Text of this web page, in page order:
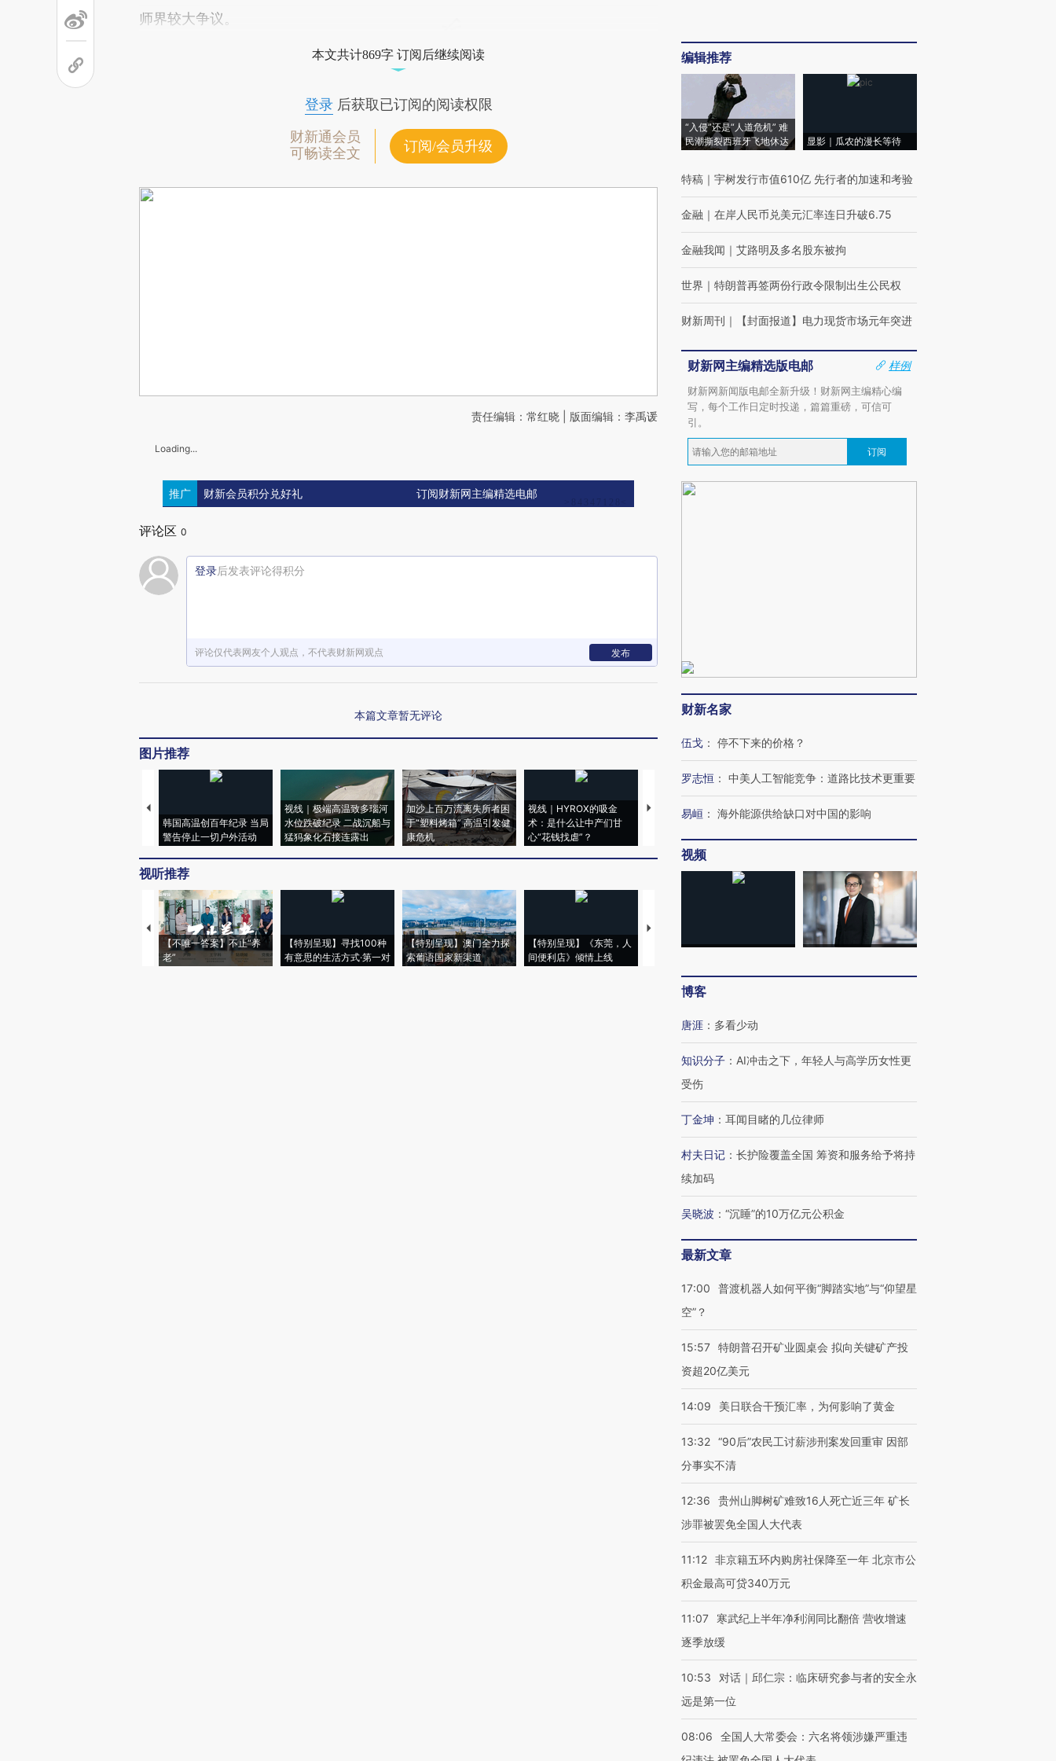
师界较大争议。
本文共计869字 订阅后继续阅读
登录后获取已订阅的阅读权限
财新通会员
可畅读全文
订阅/会员升级
责任编辑：常红晓 | 版面编辑：李禹谖
Loading...
推广 财新会员积分兑好礼 订阅财新网主编精选电邮
评论区 0
登录后发表评论得积分
评论仅代表网友个人观点，不代表财新网观点 发布
本篇文章暂无评论
图片推荐
韩国高温创百年纪录 当局
警告停止一切户外活动
视线｜极端高温致多瑙河
水位跌破纪录 二战沉船与
猛犸象化石接连露出
加沙上百万流离失所者困
于“塑料烤箱” 高温引发健
康危机
视线｜HYROX的吸金
术：是什么让中产们甘
心“花钱找虐”？
马航飞行员跨国走私7万
粒摇头丸 尿检体内含3种
视线｜被称为“蟑螂”的印
度Z世代 用街头抗争将教
育部长拱下台
飞地休达
视听推荐
【不唯一答案】不止“养
老”
【特别呈现】寻找100种
有意思的生活方式·第一对
【特别呈现】澳门全力探
索葡语国家新渠道
【特别呈现】《东莞，人
间便利店》倾情上线
【推广】走进第四届链博
会，让数智科技“链”接产
【特别呈现】寻找100种
【商旅对话】华住集团
CFO：不靠规模取胜，华
编辑推荐
“入侵”还是“人道危机” 难
民潮撕裂西班牙飞地休达
显影｜瓜农的漫长等待
特稿 ｜ 宇树发行市值610亿 先行者的加速和考验
金融 ｜ 在岸人民币兑美元汇率连日升破6.75
金融我闻 ｜ 艾路明及多名股东被拘
世界 ｜ 特朗普再签两份行政令限制出生公民权
财新周刊 ｜ 【封面报道】电力现货市场元年突进
财新网主编精选版电邮
样例
财新网新闻版电邮全新升级！财新网主编精心编
写，每个工作日定时投递，篇篇重磅，可信可
引。
订阅
财新名家
伍戈 ： 停不下来的价格？
罗志恒 ： 中美人工智能竞争：道路比技术更重要
易峘 ： 海外能源供给缺口对中国的影响
视频
博客
唐涯 ： 多看少动
知识分子 ： AI冲击之下，年轻人与高学历女性更
受伤
丁金坤 ： 耳闻目睹的几位律师
村夫日记 ： 长护险覆盖全国 筹资和服务给予将持
续加码
吴晓波 ： “沉睡”的10万亿元公积金
最新文章
17:00
普渡机器人如何平衡“脚踏实地”与“仰望星
空”？
15:57 特朗普召开矿业圆桌会 拟向关键矿产投
资超20亿美元
14:09 美日联合干预汇率，为何影响了黄金
13:32 “90后”农民工讨薪涉刑案发回重审 因部
分事实不清
12:36
贵州山脚树矿难致16人死亡近三年 矿长
涉罪被罢免全国人大代表
11:12 非京籍五环内购房社保降至一年 北京市公
积金最高可贷340万元
11:07
寒武纪上半年净利润同比翻倍 营收增速
逐季放缓
10:53
对话｜邱仁宗：临床研究参与者的安全永
远是第一位
08:06
全国人大常委会：六名将领涉嫌严重违